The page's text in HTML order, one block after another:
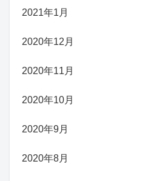
2021年1月
2020年12月
2020年11月
2020年10月
2020年9月
2020年8月